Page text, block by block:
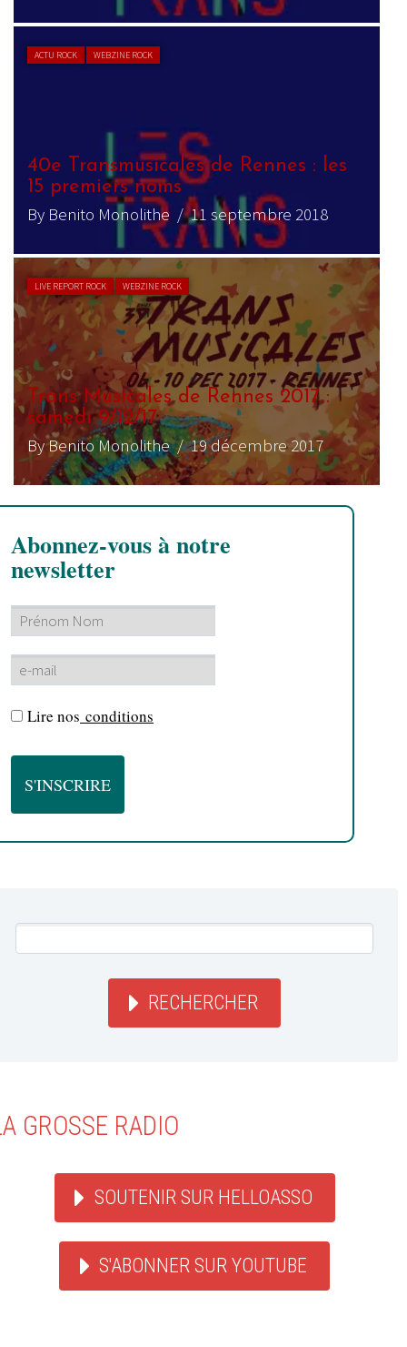
ACTU ROCK WEBZINE ROCK
40e Transmusicales de Rennes : les
15 premiers noms
By Benito Monolithe / 11 septembre 2018
LIVE REPORT ROCK WEBZINE ROCK
Trans Musicales de Rennes 2017 :
samedi 9/12/17
By Benito Monolithe/ 19 décembre 2017
Abonnez-vous à notre
newsletter
Lire nos conditions
RECHERCHER
GROSSE RADIO
SOUTENIR SUR HELLOASSO
S'ABONNER SUR YOUTUBE